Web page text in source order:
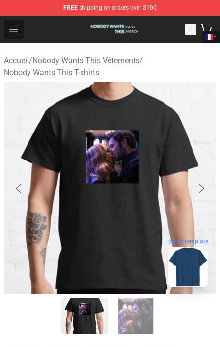
FREE shipping on orders over $100
Open menu
Nobody Wants This Shop - Official Nobody Wants This
Accueil/Nobody Wants This Vêtements/
Nobody Wants This T-shirts
blank template